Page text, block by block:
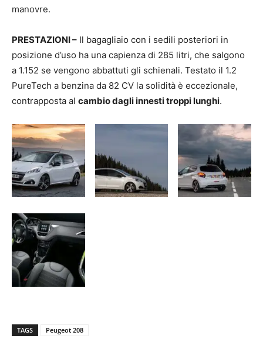
manovre.
PRESTAZIONI – Il bagagliaio con i sedili posteriori in
posizione d’uso ha una capienza di 285 litri, che salgono
a 1.152 se vengono abbattuti gli schienali. Testato il 1.2
PureTech a benzina da 82 CV la solidità è eccezionale,
contrapposta al cambio dagli innesti troppi lunghi.
TAGS Peugeot 208